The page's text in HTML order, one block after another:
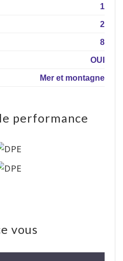
1
2
8
OUI
Mer et montagne
performance
vous